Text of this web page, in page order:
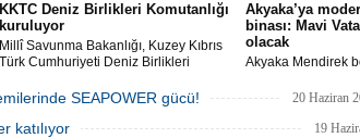
KKTC Deniz Birlikleri Komutanlığı
kuruluyor
Millî Savunma Bakanlığı, Kuzey Kıbrıs
Türk Cumhuriyeti Deniz Birlikleri
kapasitesinin artırılması kapsamında
Güvenlik Kuvvetleri Komutanlığı
personeline liman ve seyir/gemicilik
Akyaka’ya
binası: Mavi
olacak
Akyaka Mendirek
Binası,
faaliyetlerinin ve
SEAPOWER gücü! 20 Haziran
katılıyor 19